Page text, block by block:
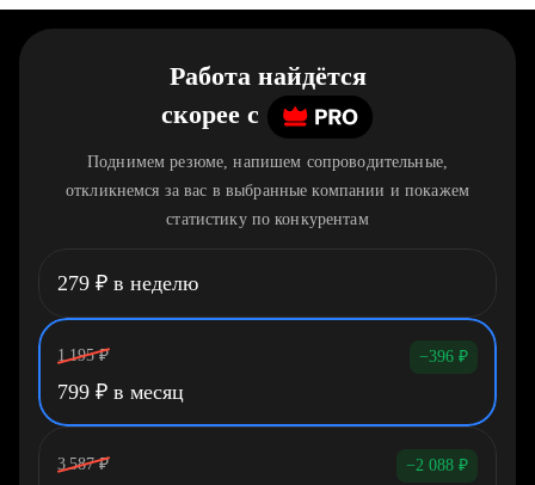
Работа найдётся
скорее c
Поднимем резюме, напишем сопроводительные,
откликнемся за вас в выбранные компании и покажем
статистику по конкурентам
279 ₽ в неделю
1 195 ₽ −396 ₽
799 ₽ в месяц
3 587 ₽ −2 088 ₽